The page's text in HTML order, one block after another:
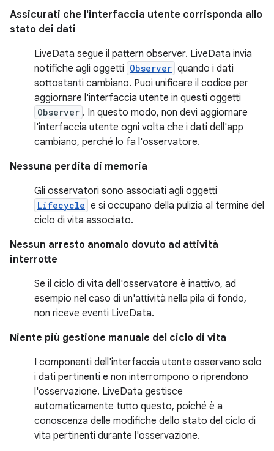
Assicurati che l'interfaccia utente corrisponda allo
stato dei dati
LiveData segue il pattern observer. LiveData invia
notifiche agli oggetti Observer quando i dati
sottostanti cambiano. Puoi unificare il codice per
aggiornare l'interfaccia utente in questi oggetti
Observer . In questo modo, non devi aggiornare
l'interfaccia utente ogni volta che i dati dell'app
cambiano, perché lo fa l'osservatore.
Nessuna perdita di memoria
Gli osservatori sono associati agli oggetti
Lifecycle e si occupano della pulizia al termine del
ciclo di vita associato.
Nessun arresto anomalo dovuto ad attività
interrotte
Se il ciclo di vita dell'osservatore è inattivo, ad
esempio nel caso di un'attività nella pila di fondo,
non riceve eventi LiveData.
Niente più gestione manuale del ciclo di vita
I componenti dell'interfaccia utente osservano solo
i dati pertinenti e non interrompono o riprendono
l'osservazione. LiveData gestisce
automaticamente tutto questo, poiché è a
conoscenza delle modifiche dello stato del ciclo di
vita pertinenti durante l'osservazione.